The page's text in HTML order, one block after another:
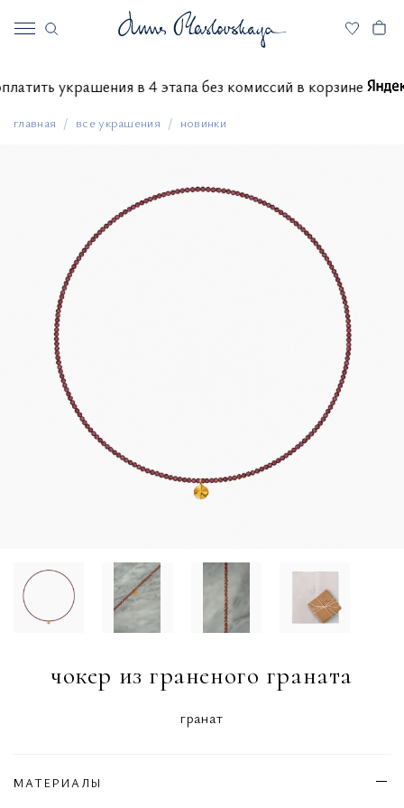
оплатить украшения в 4 этапа без комиссий в корзине
главная все украшения новинки
чокер из граненого граната
гранат
МАТЕРИАЛЫ